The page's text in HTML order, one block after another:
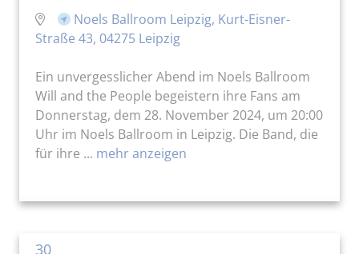
Noels Ballroom Leipzig, Kurt-Eisner-
Straße 43, 04275 Leipzig
Ein unvergesslicher Abend im Noels Ballroom
Will and the People begeistern ihre Fans am
Donnerstag, dem 28. November 2024, um 20:00
Uhr im Noels Ballroom in Leipzig. Die Band, die
für ihre ... mehr anzeigen
30